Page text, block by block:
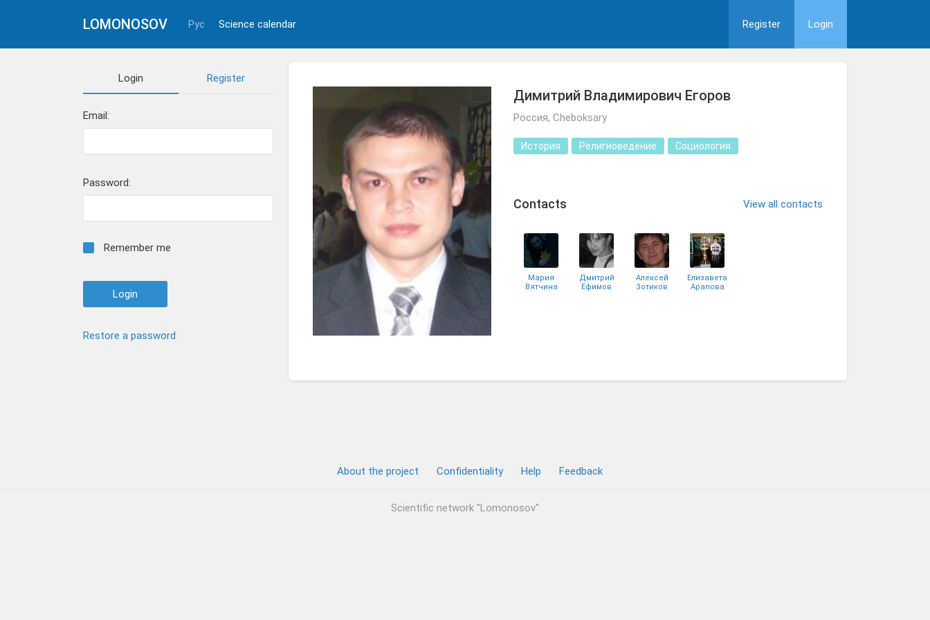
LOMONOSOV Рус Science calendar Register Login
Login Register
Email:
Password:
Remember me
Restore a password
Димитрий Владимирович Егоров
Россия, Cheboksary
История Религиоведение Социология
Сontacts View all contacts
Мария
Вятчина
Дмитрий
Ефимов
Алексей
Зотиков
Елизавета
Арапова
About the project Confidentiality Help Feedback
Scientific network "Lomonosov"